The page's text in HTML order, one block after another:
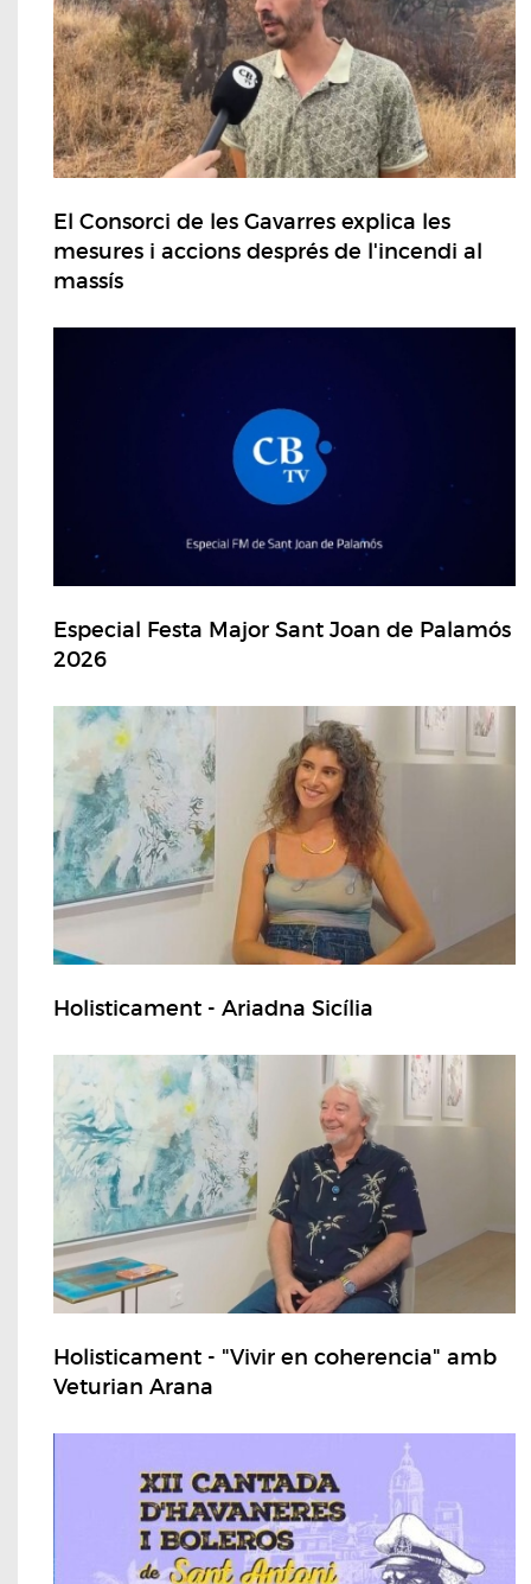
El Consorci de les Gavarres explica les
mesures i accions després de l'incendi al
massís
Especial Festa Major Sant Joan de Palamós
2026
Holisticament - Ariadna Sicília
Holisticament - "Vivir en coherencia" amb
Veturian Arana